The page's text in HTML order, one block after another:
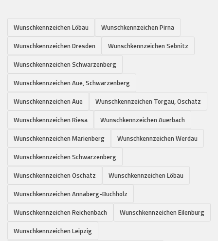
Wunschkennzeichen Löbau
Wunschkennzeichen Pirna
Wunschkennzeichen Dresden
Wunschkennzeichen Sebnitz
Wunschkennzeichen Schwarzenberg
Wunschkennzeichen Aue, Schwarzenberg
Wunschkennzeichen Aue
Wunschkennzeichen Torgau, Oschatz
Wunschkennzeichen Riesa
Wunschkennzeichen Auerbach
Wunschkennzeichen Marienberg
Wunschkennzeichen Werdau
Wunschkennzeichen Schwarzenberg
Wunschkennzeichen Oschatz
Wunschkennzeichen Löbau
Wunschkennzeichen Annaberg-Buchholz
Wunschkennzeichen Reichenbach
Wunschkennzeichen Eilenburg
Wunschkennzeichen Leipzig